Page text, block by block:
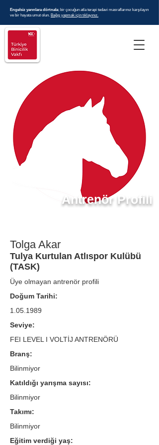
Engelsiz yarınlara dörtnala; bir çocuğun atla terapi tedavi masraflarınız karşılayın
ve bir hayata umut olun. Bağış yapmak için tıklayınız.
Antrenör Profili
Tolga Akar
Tulya Kurtulan Atlıspor Kulübü
(TASK)
Üye olmayan antrenör profili
Doğum Tarihi:
1.05.1989
Seviye:
FEI LEVEL I VOLTİJ ANTRENÖRÜ
Branş:
Bilinmiyor
Katıldığı yarışma sayısı:
Bilinmiyor
Takımı:
Bilinmiyor
Eğitim verdiği yaş: